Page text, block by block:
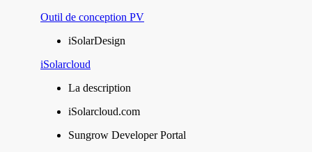
Outil de conception PV
iSolarDesign
iSolarcloud
La description
iSolarcloud.com
Sungrow Developer Portal